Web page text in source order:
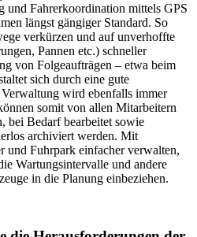
und Fahrerkoordination mittels GPS
längst gängiger Standard. So
verkürzen und auf unverhoffte
Pannen etc.) schneller
von Folgeaufträgen – etwa beim
sich durch eine gute
wird ebenfalls immer
somit von allen Mitarbeitern
bei Bedarf bearbeitet sowie
archiviert werden. Mit
und Fuhrpark einfacher verwalten,
Wartungsintervalle und andere
in die Planung einbeziehen.